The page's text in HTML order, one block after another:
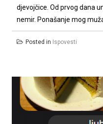
djevojčice. Od prvog dana
nemir. Ponašanje mog
Posted in Ispovesti